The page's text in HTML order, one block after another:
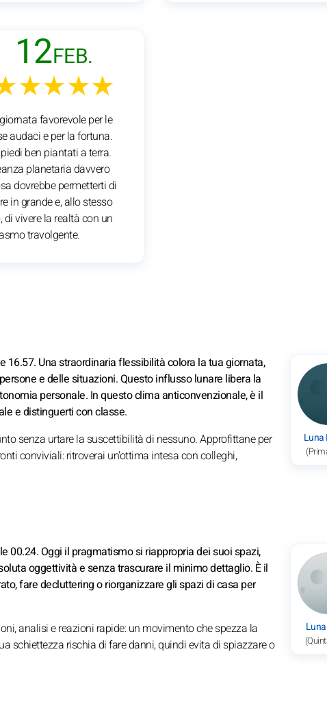
12FEB.
favorevole per le
audaci e per la fortuna.
ben piantati a terra.
planetaria davvero
dovrebbe permetterti di
in grande e, allo stesso
di vivere la realtà con un
travolgente.
Luna
16.57. Una straordinaria flessibilità colora la tua giornata,
e delle situazioni. Questo influsso lunare libera la
personale. In questo clima anticonvenzionale, è il
e distinguerti con classe.
senza urtare la suscettibilità di nessuno. Approfittane per
conviviali: ritroverai un'ottima intesa con colleghi,
00.24. Oggi il pragmatismo si riappropria dei suoi spazi,
oggettività e senza trascurare il minimo dettaglio. È il
fare decluttering o riorganizzare gli spazi di casa per
analisi e reazioni rapide: un movimento che spezza la
schiettezza rischia di fare danni, quindi evita di spiazzare o